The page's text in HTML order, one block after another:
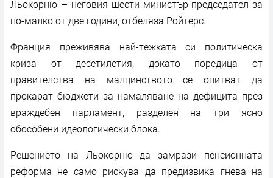
Льокорню – неговия шести министър-председател за
по-малко от две години, отбеляза Ройтерс.
Франция преживява най-тежката си политическа
криза от десетилетия, докато поредица от
правителства на малцинството се опитват да
прокарат бюджети за намаляване на дефицита през
враждебен парламент, разделен на три ясно
обособени идеологически блока.
Решението на Льокорню да замрази пенсионната
реформа не само рискува да предизвика гнева на